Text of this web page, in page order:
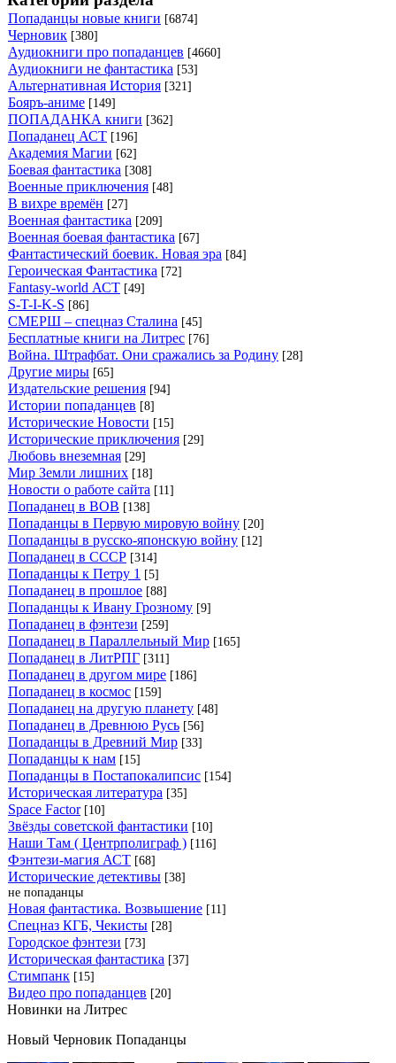
Попаданцы новые книги [6874]
Черновик [380]
Аудиокниги про попаданцев [4660]
Аудиокниги не фантастика [53]
Альтернативная История [321]
Бояръ-аниме [149]
ПОПАДАНКА книги [362]
Попаданец АСТ [196]
Академия Магии [62]
Боевая фантастика [308]
Военные приключения [48]
В вихре времён [27]
Военная фантастика [209]
Военная боевая фантастика [67]
Фантастический боевик. Новая эра [84]
Героическая Фантастика [72]
Fantasy-world АСТ [49]
S-T-I-K-S [86]
СМЕРШ – спецназ Сталина [45]
Бесплатные книги на Литрес [76]
Война. Штрафбат. Они сражались за Родину [28]
Другие миры [65]
Издательские решения [94]
Истории попаданцев [8]
Исторические Новости [15]
Исторические приключения [29]
Любовь внеземная [29]
Мир Земли лишних [18]
Новости о работе сайта [11]
Попаданец в ВОВ [138]
Попаданцы в Первую мировую войну [20]
Попаданцы в русско-японскую войну [12]
Попаданец в СССР [314]
Попаданцы к Петру 1 [5]
Попаданец в прошлое [88]
Попаданцы к Ивану Грозному [9]
Попаданец в фэнтези [259]
Попаданец в Параллельный Мир [165]
Попаданец в ЛитРПГ [311]
Попаданец в другом мире [186]
Попаданец в космос [159]
Попаданец на другую планету [48]
Попаданец в Древнюю Русь [56]
Попаданцы в Древний Мир [33]
Попаданцы к нам [15]
Попаданцы в Постапокалипсис [154]
Историческая литература [35]
Space Factor [10]
Звёзды советской фантастики [10]
Наши Там ( Центрполиграф ) [116]
Фэнтези-магия АСТ [68]
Исторические детективы [38]
не попаданцы
Новая фантастика. Возвышение [11]
Спецназ КГБ, Чекисты [28]
Городское фэнтези [73]
Историческая фантастика [37]
Стимпанк [15]
Видео про попаданцев [20]
Новинки на Литрес
Новый Черновик Попаданцы